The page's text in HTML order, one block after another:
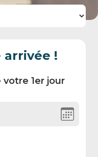
arrivée !
1er jour